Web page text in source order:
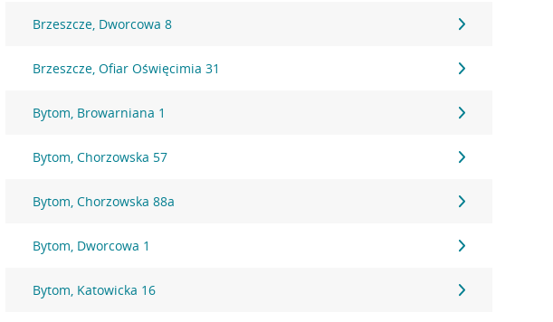
Brzeszcze, Dworcowa 8
Brzeszcze, Ofiar Oświęcimia 31
Bytom, Browarniana 1
Bytom, Chorzowska 57
Bytom, Chorzowska 88a
Bytom, Dworcowa 1
Bytom, Katowicka 16